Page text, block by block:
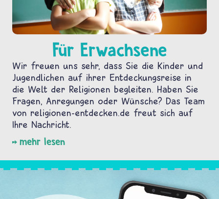
Für Erwachsene
Wir freuen uns sehr, dass Sie die Kinder und
Jugendlichen auf ihrer Entdeckungsreise in
die Welt der Religionen begleiten. Haben Sie
Fragen, Anregungen oder Wünsche? Das Team
von religionen-entdecken.de freut sich auf
Ihre Nachricht.
mehr lesen